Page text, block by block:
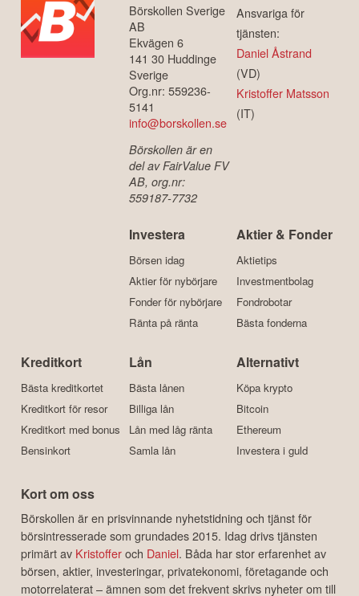
Börskollen Sverige
AB
Ekvägen 6
141 30 Huddinge
Sverige
Org.nr: 559236-
5141
info@borskollen.se
Börskollen är en
del av FairValue FV
AB, org.nr:
559187-7732
Ansvariga för
tjänsten:
Daniel Åstrand
(VD)
Kristoffer Matsson
(IT)
Investera
Börsen idag
Aktier för nybörjare
Fonder för nybörjare
Ränta på ränta
Aktier & Fonder
Aktietips
Investmentbolag
Fondrobotar
Bästa fonderna
Kreditkort
Bästa kreditkortet
Kreditkort för resor
Kreditkort med bonus
Bensinkort
Lån
Bästa lånen
Billiga lån
Lån med låg ränta
Samla lån
Alternativt
Köpa krypto
Bitcoin
Ethereum
Investera i guld
Kort om oss
Börskollen är en prisvinnande nyhetstidning och tjänst för
börsintresserade som grundades 2015. Idag drivs tjänsten
primärt av Kristofferoch Daniel. Båda har stor erfarenhet av
börsen, aktier, investeringar, privatekonomi, företagande och
motorrelaterat – ämnen som det frekvent skrivs nyheter om till